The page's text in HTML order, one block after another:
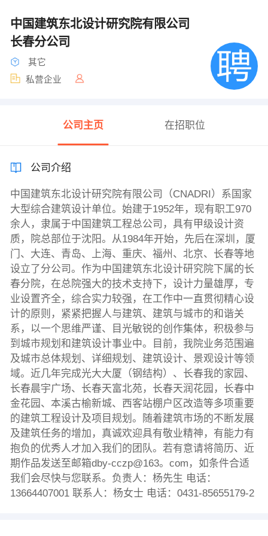
中国建筑东北设计研究院有限公司
长春分公司
其它
私营企业
公司主页 在招职位
公司介绍
中国建筑东北设计研究院有限公司（CNADRI）系国家
大型综合建筑设计单位。始建于1952年，现有职工970
余人，隶属于中国建筑工程总公司，具有甲级设计资
质，院总部位于沈阳。从1984年开始，先后在深圳，厦
门、大连、青岛、上海、重庆、福州、北京、长春等地
设立了分公司。作为中国建筑东北设计研究院下属的长
春分院，在总院强大的技术支持下，设计力量雄厚，专
业设置齐全，综合实力较强，在工作中一直贯彻精心设
计的原则，紧紧把握人与建筑、建筑与城市的和谐关
系，以一个思维严谨、目光敏锐的创作集体，积极参与
到城市规划和建筑设计事业中。目前，我院业务范围遍
及城市总体规划、详细规划、建筑设计、景观设计等领
域。近几年完成光大大厦（钢结构）、长春我的家园、
长春晨宇广场、长春天富北苑，长春天润花园，长春中
金花园、本溪古榆新城、西客站棚户区改造等多项重要
的建筑工程设计及项目规划。随着建筑市场的不断发展
及建筑任务的增加，真诚欢迎具有敬业精神，有能力有
抱负的优秀人才加入我们的团队。若有意请将简历、近
期作品发送至邮箱dby-cczp@163。com，如条件合适
我们会尽快与您联系。负责人：杨先生 电话：
13664407001 联系人：杨女士 电话：0431-85655179-2